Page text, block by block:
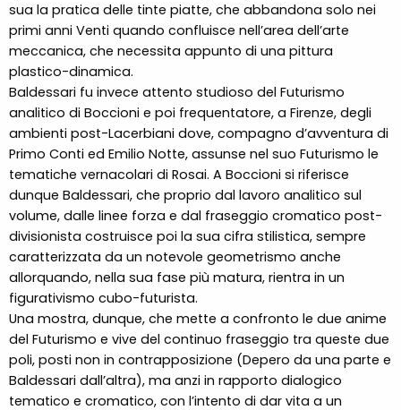
sua la pratica delle tinte piatte, che abbandona solo nei
primi anni Venti quando confluisce nell’area dell’arte
meccanica, che necessita appunto di una pittura
plastico-dinamica.
Baldessari fu invece attento studioso del Futurismo
analitico di Boccioni e poi frequentatore, a Firenze, degli
ambienti post-Lacerbiani dove, compagno d’avventura di
Primo Conti ed Emilio Notte, assunse nel suo Futurismo le
tematiche vernacolari di Rosai. A Boccioni si riferisce
dunque Baldessari, che proprio dal lavoro analitico sul
volume, dalle linee forza e dal fraseggio cromatico post-
divisionista costruisce poi la sua cifra stilistica, sempre
caratterizzata da un notevole geometrismo anche
allorquando, nella sua fase più matura, rientra in un
figurativismo cubo-futurista.
Una mostra, dunque, che mette a confronto le due anime
del Futurismo e vive del continuo fraseggio tra queste due
poli, posti non in contrapposizione (Depero da una parte e
Baldessari dall’altra), ma anzi in rapporto dialogico
tematico e cromatico, con l’intento di dar vita a un